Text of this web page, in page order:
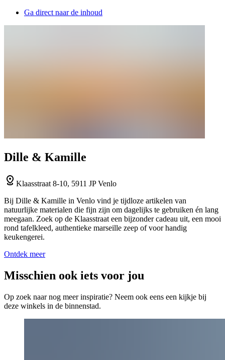
Ga direct naar de inhoud
Dille & Kamille
Klaasstraat 8-10, 5911 JP Venlo
Bij Dille & Kamille in Venlo vind je tijdloze artikelen van
natuurlijke materialen die fijn zijn om dagelijks te gebruiken én lang
meegaan. Zoek op de Klaasstraat een bijzonder cadeau uit, een mooi
rond tafelkleed, authentieke marseille zeep of voor handig
keukengerei.
Ontdek meer
Misschien ook iets voor jou
Op zoek naar nog meer inspiratie? Neem ook eens een kijkje bij
deze winkels in de binnenstad.